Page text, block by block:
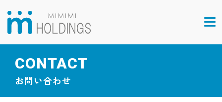
CONTACT
お問い合わせ